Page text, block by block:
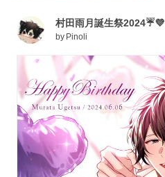
村田雨月誕生祭2024☔💜
by Pinoli